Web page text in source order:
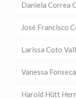
Daniela Correa
José Francisco
Larissa Coto
Vanessa
Harold Hütt